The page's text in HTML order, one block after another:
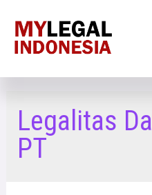
Legalitas
PT